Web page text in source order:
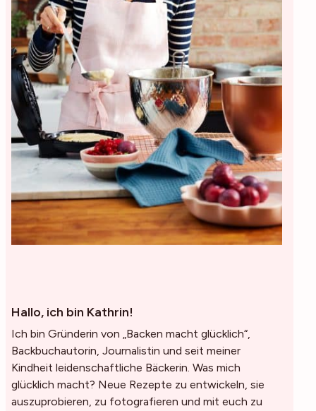
Hallo, ich bin Kathrin!
Ich bin Gründerin von „Backen macht glücklich“,
Backbuchautorin, Journalistin und seit meiner
Kindheit leidenschaftliche Bäckerin. Was mich
glücklich macht? Neue Rezepte zu entwickeln, sie
auszuprobieren, zu fotografieren und mit euch zu